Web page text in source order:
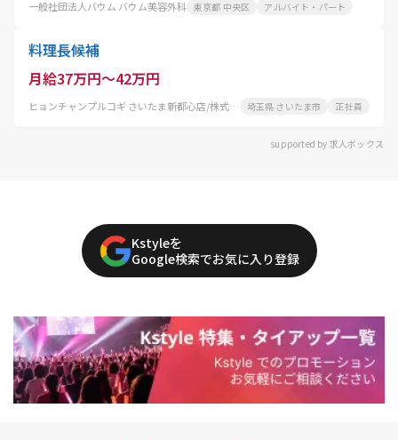
一般社団法人バウム バウム美容外科 東京都 中央区 アルバイト・パート
料理長候補
月給37万円～42万円
ヒョンチャンプルコギ さいたま新都心店/株式会社 コーフク 埼玉県 さいたま市 正社員
supported by 求人ボックス
Kstyleを
Google検索でお気に入り登録